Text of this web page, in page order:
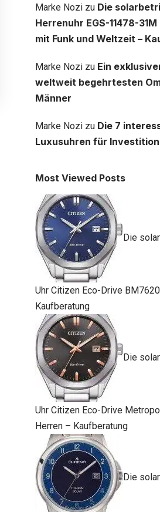
Marke Nozizu Die
Herrenuhr EGS-11478-
mit Funk und Weltzeit –
Marke Nozizu Ein
weltweit begehrtesten
Männer
Marke Nozizu Die 7
Luxusuhren für
Most Viewed Posts
Die
Uhr Citizen Eco-Drive
Kaufberatung
Die
Uhr Citizen Eco-Drive
Herren – Kaufberatung
Die